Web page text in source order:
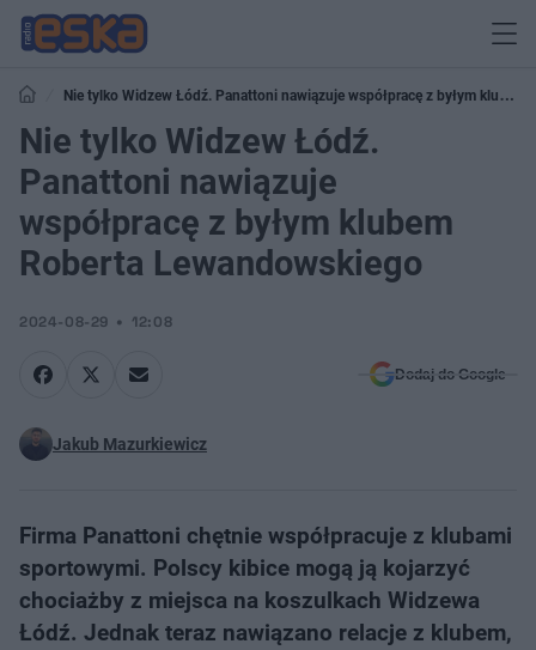
Nie tylko Widzew Łódź. Panattoni nawiązuje współpracę z byłym klubem
Roberta Lewandowskiego
Nie tylko Widzew Łódź.
Panattoni nawiązuje
współpracę z byłym klubem
Roberta Lewandowskiego
2024-08-29 12:08
Dodaj do Google
Jakub Mazurkiewicz
Firma Panattoni chętnie współpracuje z klubami
sportowymi. Polscy kibice mogą ją kojarzyć
chociażby z miejsca na koszulkach Widzewa
Łódź. Jednak teraz nawiązano relacje z klubem,